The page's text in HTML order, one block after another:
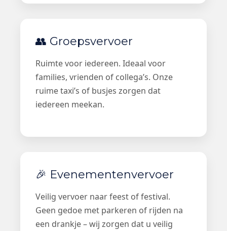
👥 Groepsvervoer
Ruimte voor iedereen. Ideaal voor
families, vrienden of collega’s. Onze
ruime taxi’s of busjes zorgen dat
iedereen meekan.
🎉 Evenementenvervoer
Veilig vervoer naar feest of festival.
Geen gedoe met parkeren of rijden na
een drankje – wij zorgen dat u veilig